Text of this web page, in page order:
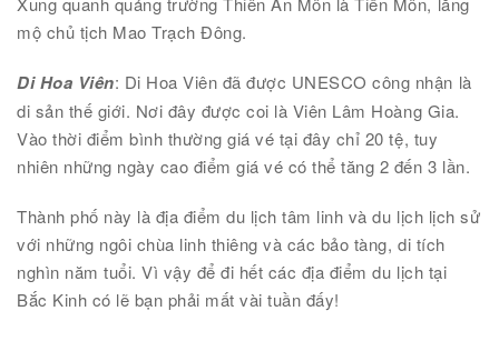
mộ chủ tịch Mao Trạch Đông.
Di Hoa Viên: Di Hoa Viên đã được UNESCO công nhận là
di sản thế giới. Nơi đây được coi là Viên Lâm Hoàng Gia.
Vào thời điểm bình thường giá vé tại đây chỉ 20 tệ, tuy
nhiên những ngày cao điểm giá vé có thể tăng 2 đến 3 lần.
Thành phố này là địa điểm du lịch tâm linh và du lịch lịch sử
với những ngôi chùa linh thiêng và các bảo tàng, di tích
nghìn năm tuổi. Vì vậy để đi hết các địa điểm du lịch tại
Bắc Kinh có lẽ bạn phải mất vài tuần đấy!